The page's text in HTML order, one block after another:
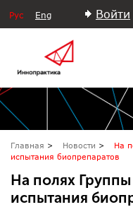
Рус Eng Войти
Главная Новости
На
испытания биопрепаратов
На полях
испытания